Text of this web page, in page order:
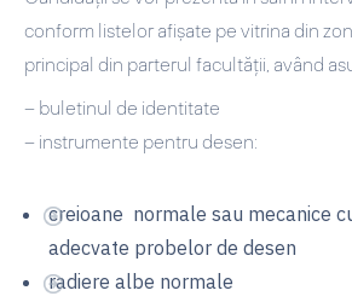
conform listelor afișate pe vitrina din
principal din parterul facultății, având
– buletinul de identitate
– instrumente pentru desen:
creioane normale sau mecanice
adecvate probelor de desen
radiere albe normale